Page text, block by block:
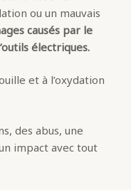
ou un mauvais
causés par le
électriques.
et à l’oxydation
des abus, une
impact avec tout